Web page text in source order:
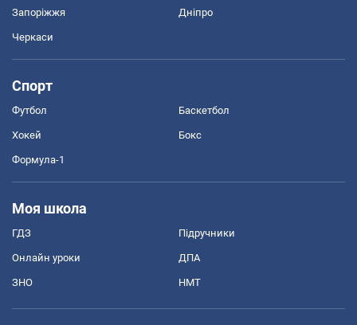
Запоріжжя Дніпро
Черкаси
Спорт
Футбол Баскетбол
Хокей Бокс
Формула-1
Моя школа
ГДЗ Підручники
Онлайн уроки ДПА
ЗНО НМТ